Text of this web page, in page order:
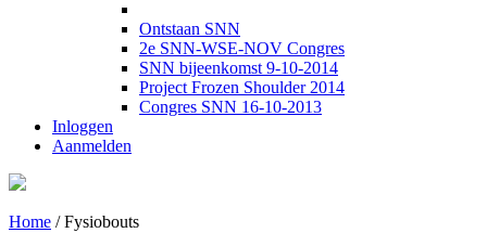
Ontstaan SNN
2e SNN-WSE-NOV Congres
SNN bijeenkomst 9-10-2014
Project Frozen Shoulder 2014
Congres SNN 16-10-2013
Inloggen
Aanmelden
Home /Fysiobouts